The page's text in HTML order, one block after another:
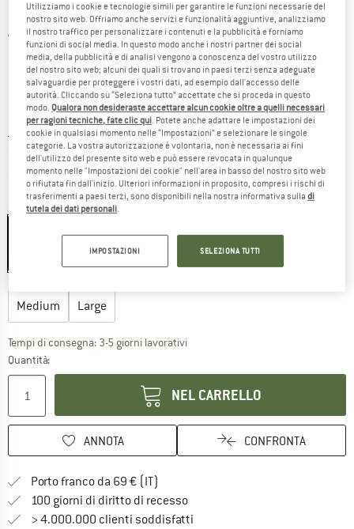
Viste dettagliate
Prezzo originale :
12,95€
Prezzo:
9,71€ incl. IVA
più Spese di spedizioneInformazioni sui costi di spedizione. Si apre in
Colore:Clear / Black
Medium Large
Tempi di consegna: 3-5 giorni lavorativiIl link si apre in una casella
Quantità:
NEL CARRELLO
ANNOTA CONFRONTA
Porto franco da 69 € (IT)
100 giorni di diritto di recessoVai alla politica di recesso qui
> 4.000.000 clienti soddisfatti
Utilizziamo i cookie e tecnologie simili per garantire le funzioni necessarie del
nostro sito web. Offriamo anche servizi e funzionalità aggiuntive, analizziamo
il nostro traffico per personalizzare i contenuti e la pubblicità e forniamo
funzioni di social media. In questo modo anche i nostri partner dei social
media, della pubblicità e di analisi vengono a conoscenza del vostro utilizzo
del nostro sito web; alcuni dei quali si trovano in paesi terzi senza adeguate
salvaguardie per proteggere i vostri dati, ad esempio dall'accesso delle
autorità. Cliccando su “Seleziona tutto” accettate che si proceda in questo
modo. Qualora non desideraste accettare alcun cookie oltre a quelli necessari
per ragioni tecniche, fate clic qui. Potete anche adattare le impostazioni dei
cookie in qualsiasi momento nelle “Impostazioni” e selezionare le singole
categorie. La vostra autorizzazione è volontaria, non è necessaria ai fini
dell'utilizzo del presente sito web e può essere revocata in qualunque
momento nelle "Impostazioni dei cookie" nell'area in basso del nostro sito web
o rifiutata fin dall'inizio. Ulteriori informazioni in proposito, compresi i rischi di
trasferimenti a paesi terzi, sono disponibili nella nostra informativa sulladi
tutela dei dati personali.
IMPOSTAZIONI SELEZIONA TUTTI